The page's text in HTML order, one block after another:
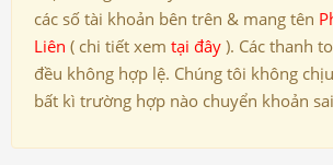
các số tài khoản bên trên & mang tên
Liên ( chi tiết xem tại đây ). Các thanh
đều không hợp lệ. Chúng tôi không
bất kì trường hợp nào chuyển khoản